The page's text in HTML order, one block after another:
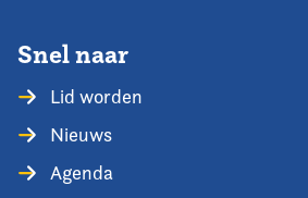
Snel naar
Lid worden
Nieuws
Agenda